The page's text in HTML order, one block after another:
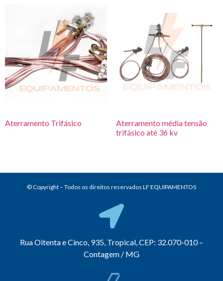
Aterramento Trifásico
Aterramento média tensão
trifásico até 36 kv
© Copyright – Todos os direitos reservados LF EQUIPAMENTOS
Rua Oitenta e Cinco, 935, Tropical, CEP: 32.070-010 –
Contagem / MG